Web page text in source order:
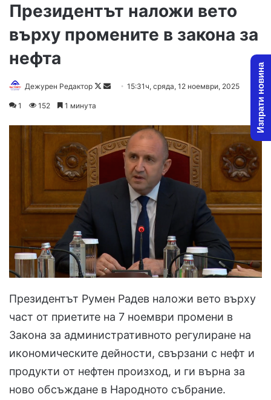
Президентът наложи вето
върху промените в закона за
нефта
Дежурен Редактор
Follow
Send15:31ч, сряда, 12 ноември, 2025
1 152 1 минута
Президентът Румен Радев наложи вето върху
част от приетите на 7 ноември промени в
Закона за административното регулиране на
икономическите дейности, свързани с нефт и
продукти от нефтен произход, и ги върна за
ново обсъждане в Народното събрание.
Изпрати новина